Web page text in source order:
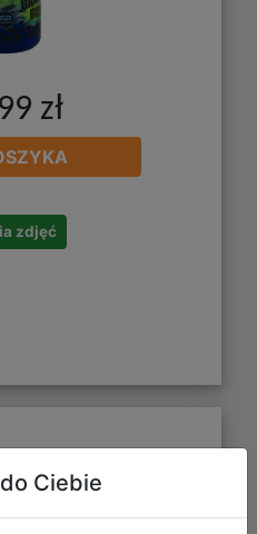
zł
zdjęć
Z18964
Ciebie